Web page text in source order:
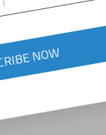
bichos
de
pérdidas